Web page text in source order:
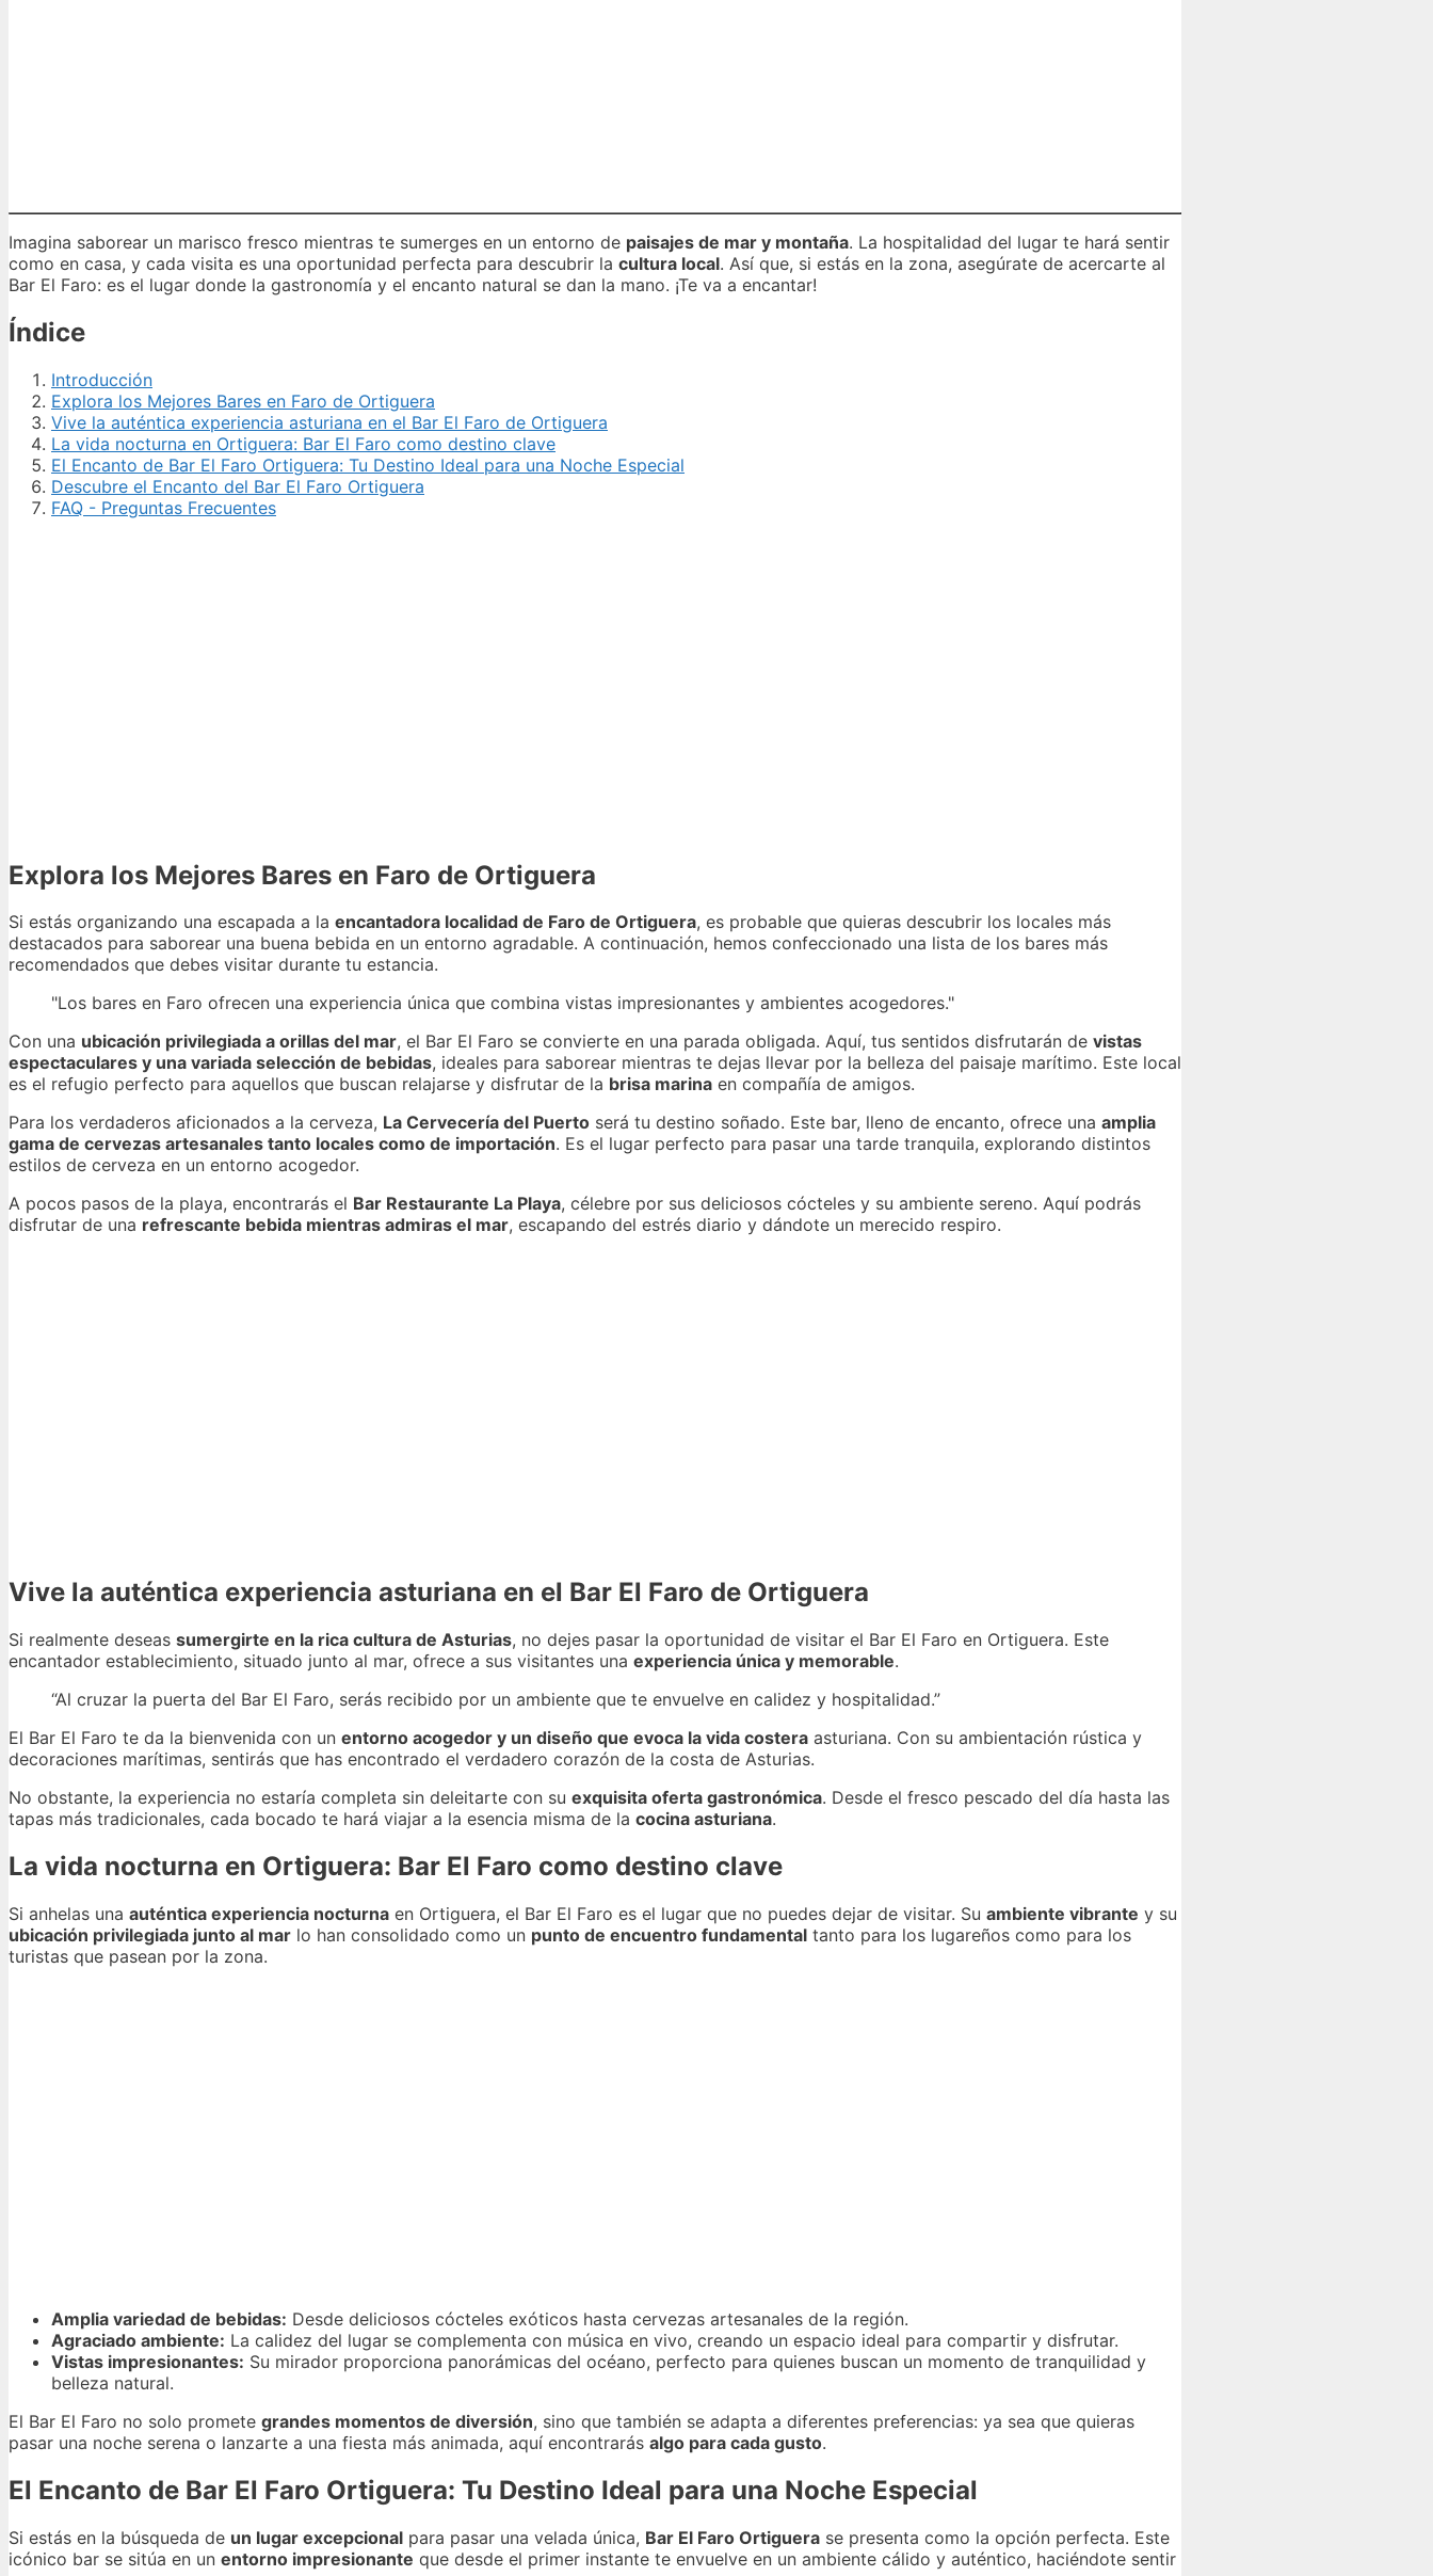
Imagina saborear un marisco fresco mientras te sumerges en un entorno de paisajes de mar y montaña. La hospitalidad del lugar te hará sentir
como en casa, y cada visita es una oportunidad perfecta para descubrir la cultura local. Así que, si estás en la zona, asegúrate de acercarte al
Bar El Faro: es el lugar donde la gastronomía y el encanto natural se dan la mano. ¡Te va a encantar!
Índice
Introducción
Explora los Mejores Bares en Faro de Ortiguera
Vive la auténtica experiencia asturiana en el Bar El Faro de Ortiguera
La vida nocturna en Ortiguera: Bar El Faro como destino clave
El Encanto de Bar El Faro Ortiguera: Tu Destino Ideal para una Noche Especial
Descubre el Encanto del Bar El Faro Ortiguera
FAQ - Preguntas Frecuentes
Explora los Mejores Bares en Faro de Ortiguera
Si estás organizando una escapada a la encantadora localidad de Faro de Ortiguera, es probable que quieras descubrir los locales más
destacados para saborear una buena bebida en un entorno agradable. A continuación, hemos confeccionado una lista de los bares más
recomendados que debes visitar durante tu estancia.
"Los bares en Faro ofrecen una experiencia única que combina vistas impresionantes y ambientes acogedores."
Con una ubicación privilegiada a orillas del mar, el Bar El Faro se convierte en una parada obligada. Aquí, tus sentidos disfrutarán de vistas
espectaculares y una variada selección de bebidas, ideales para saborear mientras te dejas llevar por la belleza del paisaje marítimo. Este local
es el refugio perfecto para aquellos que buscan relajarse y disfrutar de la brisa marina en compañía de amigos.
Para los verdaderos aficionados a la cerveza, La Cervecería del Puerto será tu destino soñado. Este bar, lleno de encanto, ofrece una amplia
gama de cervezas artesanales tanto locales como de importación. Es el lugar perfecto para pasar una tarde tranquila, explorando distintos
estilos de cerveza en un entorno acogedor.
A pocos pasos de la playa, encontrarás el Bar Restaurante La Playa, célebre por sus deliciosos cócteles y su ambiente sereno. Aquí podrás
disfrutar de una refrescante bebida mientras admiras el mar, escapando del estrés diario y dándote un merecido respiro.
Vive la auténtica experiencia asturiana en el Bar El Faro de Ortiguera
Si realmente deseas sumergirte en la rica cultura de Asturias, no dejes pasar la oportunidad de visitar el Bar El Faro en Ortiguera. Este
encantador establecimiento, situado junto al mar, ofrece a sus visitantes una experiencia única y memorable.
“Al cruzar la puerta del Bar El Faro, serás recibido por un ambiente que te envuelve en calidez y hospitalidad.”
El Bar El Faro te da la bienvenida con un entorno acogedor y un diseño que evoca la vida costera asturiana. Con su ambientación rústica y
decoraciones marítimas, sentirás que has encontrado el verdadero corazón de la costa de Asturias.
No obstante, la experiencia no estaría completa sin deleitarte con su exquisita oferta gastronómica. Desde el fresco pescado del día hasta las
tapas más tradicionales, cada bocado te hará viajar a la esencia misma de la cocina asturiana.
La vida nocturna en Ortiguera: Bar El Faro como destino clave
Si anhelas una auténtica experiencia nocturna en Ortiguera, el Bar El Faro es el lugar que no puedes dejar de visitar. Su ambiente vibrante y su
ubicación privilegiada junto al mar lo han consolidado como un punto de encuentro fundamental tanto para los lugareños como para los
turistas que pasean por la zona.
Amplia variedad de bebidas: Desde deliciosos cócteles exóticos hasta cervezas artesanales de la región.
Agraciado ambiente: La calidez del lugar se complementa con música en vivo, creando un espacio ideal para compartir y disfrutar.
Vistas impresionantes: Su mirador proporciona panorámicas del océano, perfecto para quienes buscan un momento de tranquilidad y
belleza natural.
El Bar El Faro no solo promete grandes momentos de diversión, sino que también se adapta a diferentes preferencias: ya sea que quieras
pasar una noche serena o lanzarte a una fiesta más animada, aquí encontrarás algo para cada gusto.
El Encanto de Bar El Faro Ortiguera: Tu Destino Ideal para una Noche Especial
Si estás en la búsqueda de un lugar excepcional para pasar una velada única, Bar El Faro Ortiguera se presenta como la opción perfecta. Este
icónico bar se sitúa en un entorno impresionante que desde el primer instante te envuelve en un ambiente cálido y auténtico, haciéndote sentir